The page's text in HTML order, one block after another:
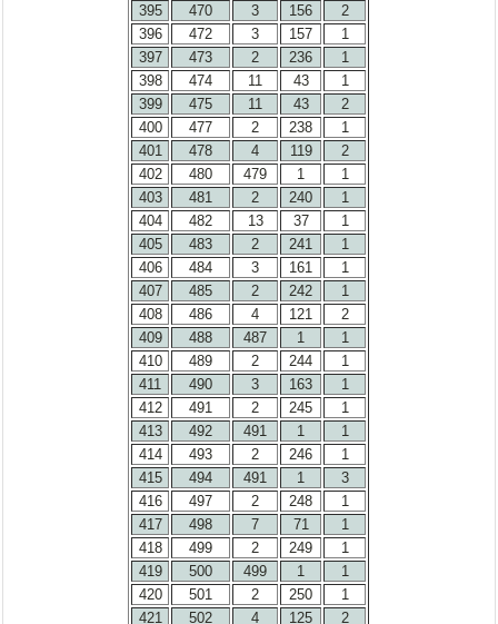
395
470 3 156
2
396
472 3 157
1
397
473 2 236
1
398
474 11 43
1
399
475 11 43
2
400
477 2 238
1
401
478 4 119
2
402
480 479 1
1
403
481 2 240
1
404
482 13 37
1
405
483 2 241
1
406
484 3 161
1
407
485 2 242
1
408
486 4 121
2
409
488 487 1
1
410
489 2 244
1
411
490 3 163
1
412
491 2 245
1
413
492 491 1
1
414
493 2 246
1
415
494 491 1
3
416
497 2 248
1
417
498 7 71
1
418
499 2 249
1
419
500 499 1
1
420
501 2 250
1
421
502 4 125 2